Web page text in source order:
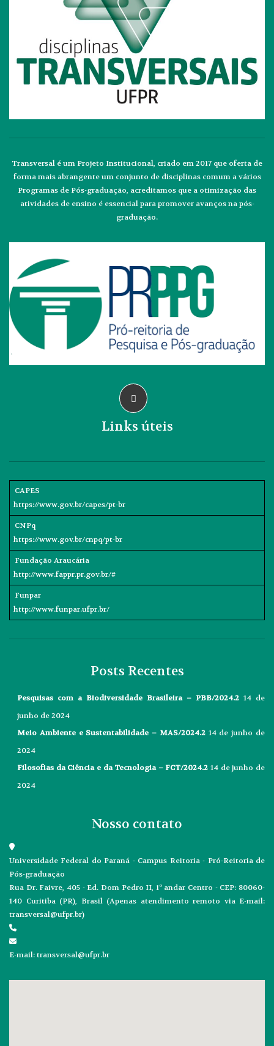
Transversal é um Projeto Institucional, criado em 2017 que oferta de
forma mais abrangente um conjunto de disciplinas comum a vários
Programas de Pós-graduação, acreditamos que a otimização das
atividades de ensino é essencial para promover avanços na pós-
graduação.
Links úteis
CAPES
https://www.gov.br/capes/pt-br
CNPq
https://www.gov.br/cnpq/pt-br
Fundação Araucária
http://www.fappr.pr.gov.br/#
Funpar
http://www.funpar.ufpr.br/
Posts Recentes
Pesquisas com a Biodiversidade Brasileira – PBB/2024.2 14 de
junho de 2024
Meio Ambiente e Sustentabilidade – MAS/2024.2 14 de junho de
2024
Filosofias da Ciência e da Tecnologia – FCT/2024.2 14 de junho de
2024
Nosso contato
Universidade Federal do Paraná - Campus Reitoria - Pró-Reitoria de
Pós-graduação
Rua Dr. Faivre, 405 - Ed. Dom Pedro II, 1º andar Centro - CEP: 80060-
140 Curitiba (PR), Brasil (Apenas atendimento remoto via E-mail:
transversal@ufpr.br)
E-mail: transversal@ufpr.br